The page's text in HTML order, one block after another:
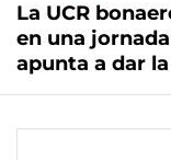
La UCR
en una
apunta a dar